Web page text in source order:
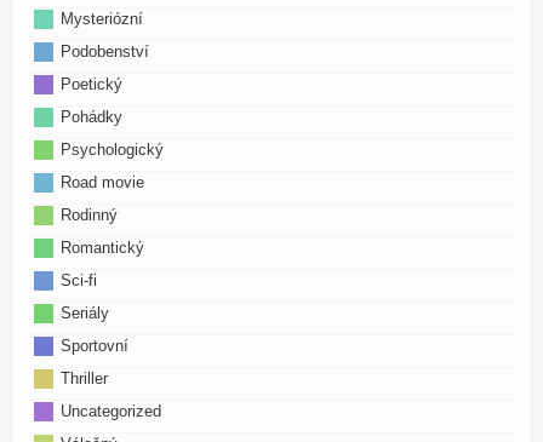
Mysteriózní
Podobenství
Poetický
Pohádky
Psychologický
Road movie
Rodinný
Romantický
Sci-fi
Seriály
Sportovní
Thriller
Uncategorized